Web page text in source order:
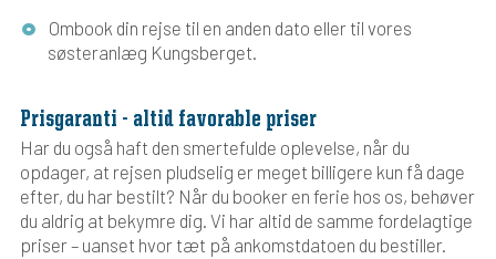
Ombook din rejse til en anden dato eller til vores
søsteranlæg Kungsberget.
Prisgaranti - altid favorable priser
Har du også haft den smertefulde oplevelse, når du
opdager, at rejsen pludselig er meget billigere kun få dage
efter, du har bestilt? Når du booker en ferie hos os, behøver
du aldrig at bekymre dig. Vi har altid de samme fordelagtige
priser – uanset hvor tæt på ankomstdatoen du bestiller.